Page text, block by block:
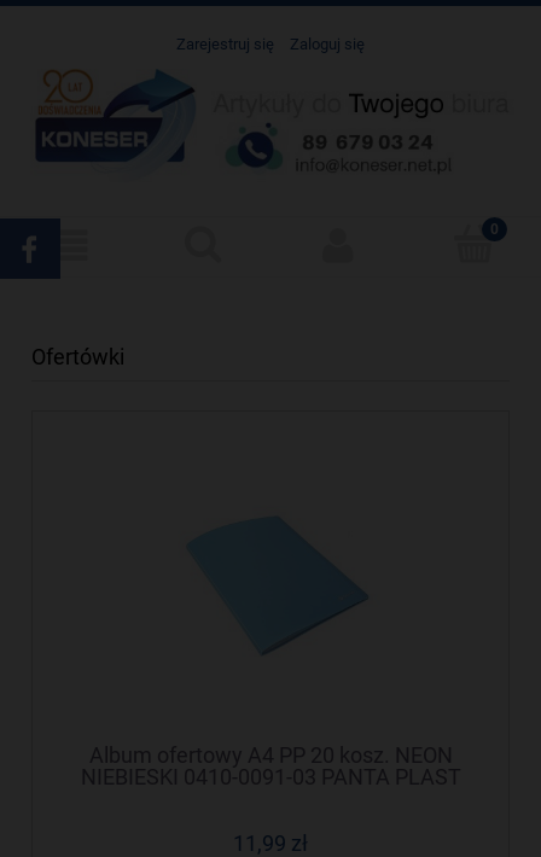
Zarejestruj się Zaloguj się
Ofertówki
Album ofertowy A4 PP 20 kosz. NEON
NIEBIESKI 0410-0091-03 PANTA PLAST
11,99 zł